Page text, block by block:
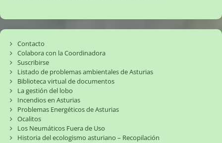
Contacto
Colabora con la Coordinadora
Suscribirse
Listado de problemas ambientales de Asturias
Biblioteca virtual de documentos
La gestión del lobo
Incendios en Asturias
Problemas Energéticos de Asturias
Ocalitos
Los Neumáticos Fuera de Uso
Historia del ecologismo asturiano – Recopilación